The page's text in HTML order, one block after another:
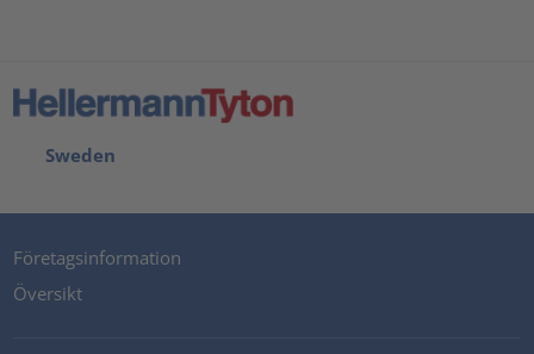
Sweden
Företagsinformation
Översikt